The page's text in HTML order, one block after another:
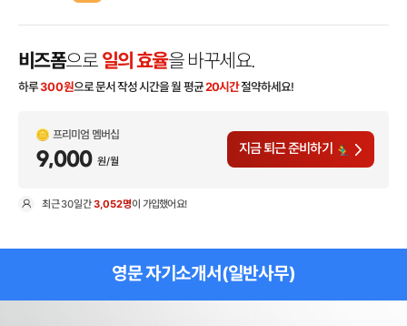
비즈폼으로 일의 효율을 바꾸세요.
하루300원으로 문서 작성 시간을 월 평균20시간절약하세요!
프리미엄 멤버십
9,000 원/월
지금 퇴근 준비하기
최근30일간3,052명이 가입했어요!
영문 자기소개서(일반사무)